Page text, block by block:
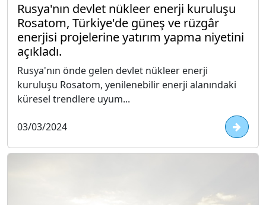
Rusya'nın devlet nükleer enerji kuruluşu
Rosatom, Türkiye'de güneş ve rüzgâr
enerjisi projelerine yatırım yapma niyetini
açıkladı.
Rusya'nın önde gelen devlet nükleer enerji
kuruluşu Rosatom, yenilenebilir enerji alanındaki
küresel trendlere uyum...
03/03/2024